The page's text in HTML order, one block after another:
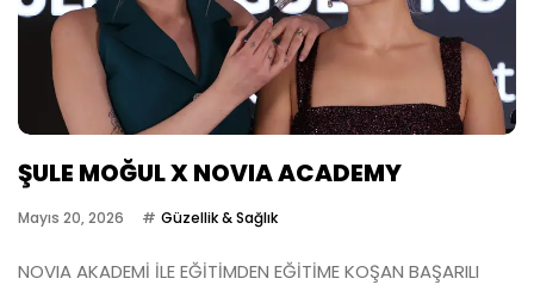
ŞULE MOĞUL X NOVIA ACADEMY
Mayıs 20, 2026 Güzellik & Sağlık
NOVIA AKADEMİ İLE EĞİTİMDEN EĞİTİME KOŞAN BAŞARILI